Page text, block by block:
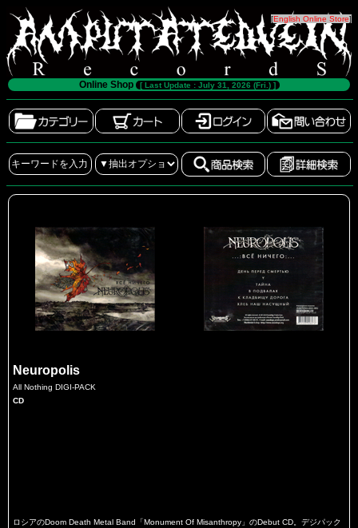
[English Online Store]
Online Shop [ Last Update : July 31, 2026 (Fri.) ]
Neuropolis
All Nothing DIGI-PACK
CD
ロシアのDoom Death Metal Band「Monument Of Misanthropy」のDebut CD。デジパック